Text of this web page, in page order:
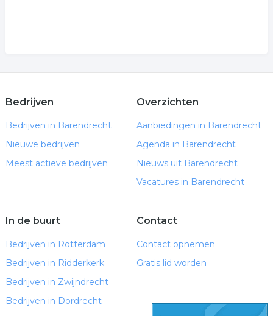
Bedrijven
Bedrijven in Barendrecht
Nieuwe bedrijven
Meest actieve bedrijven
Overzichten
Aanbiedingen in Barendrecht
Agenda in Barendrecht
Nieuws uit Barendrecht
Vacatures in Barendrecht
In de buurt
Bedrijven in Rotterdam
Bedrijven in Ridderkerk
Bedrijven in Zwijndrecht
Bedrijven in Dordrecht
Contact
Contact opnemen
Gratis lid worden